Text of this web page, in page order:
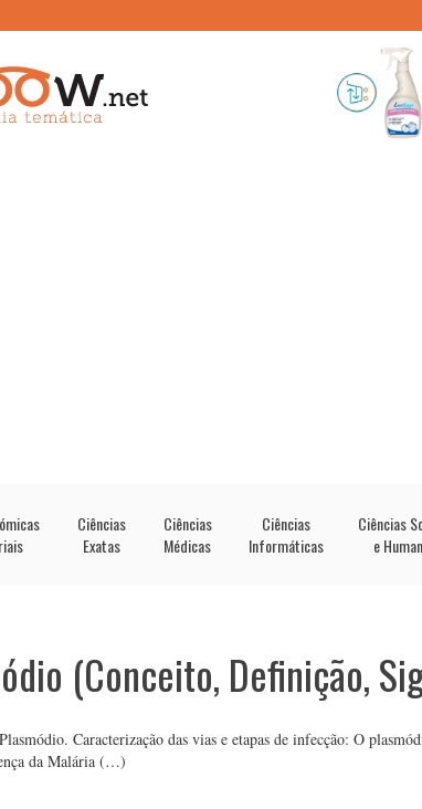
Ciências
Exatas
Ciências
Médicas
Ciências
Informáticas
Ciências
e
(Conceito, Definição,
Caracterização das vias e etapas de infecção: O
da Malária (…)